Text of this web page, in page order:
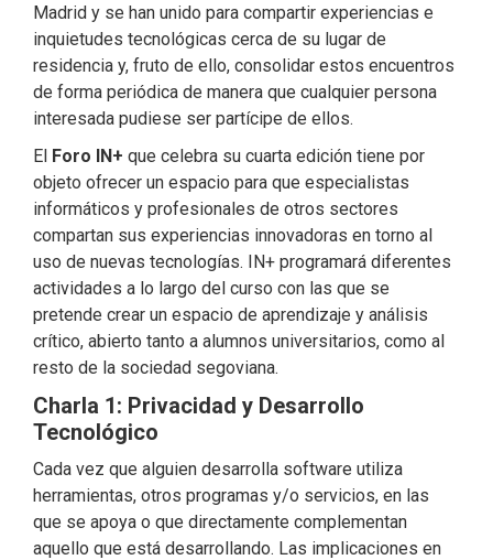
Madrid y se han unido para compartir experiencias e
inquietudes tecnológicas cerca de su lugar de
residencia y, fruto de ello, consolidar estos encuentros
de forma periódica de manera que cualquier persona
interesada pudiese ser partícipe de ellos.
El Foro IN+ que celebra su cuarta edición tiene por
objeto ofrecer un espacio para que especialistas
informáticos y profesionales de otros sectores
compartan sus experiencias innovadoras en torno al
uso de nuevas tecnologías. IN+ programará diferentes
actividades a lo largo del curso con las que se
pretende crear un espacio de aprendizaje y análisis
crítico, abierto tanto a alumnos universitarios, como al
resto de la sociedad segoviana.
Charla 1: Privacidad y Desarrollo
Tecnológico
Cada vez que alguien desarrolla software utiliza
herramientas, otros programas y/o servicios, en las
que se apoya o que directamente complementan
aquello que está desarrollando. Las implicaciones en